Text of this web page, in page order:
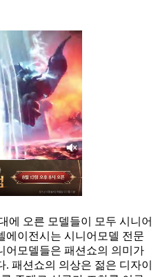
에 오른 모델들이 모두 시니어
에이전시는 시니어모델 전문
어모델들은 패션쇼의 의미가
패션쇼의 의상은 젊은 디자이